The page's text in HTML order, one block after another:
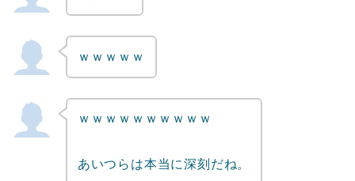
ｗｗｗｗｗ
ｗｗｗｗｗｗｗｗｗｗ
あいつらは本当に深刻だね。